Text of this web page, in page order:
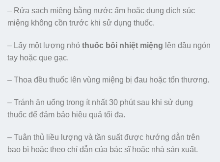
– Rửa sạch miệng bằng nước ấm hoặc dung dịch súc
miệng không cồn trước khi sử dụng thuốc.
– Lấy một lượng nhỏ thuốc bôi nhiệt miệng lên đầu ngón
tay hoặc que gạc.
– Thoa đều thuốc lên vùng miệng bị đau hoặc tổn thương.
– Tránh ăn uống trong ít nhất 30 phút sau khi sử dụng
thuốc để đảm bảo hiệu quả tối đa.
– Tuân thủ liều lượng và tần suất được hướng dẫn trên
bao bì hoặc theo chỉ dẫn của bác sĩ hoặc nhà sản xuất.